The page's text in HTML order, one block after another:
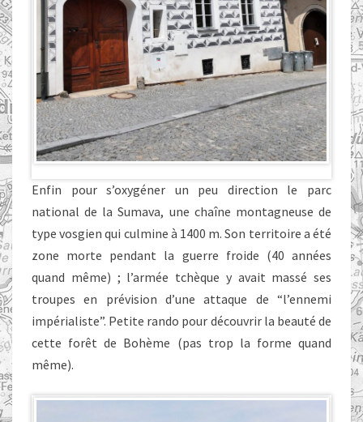
Enfin pour s’oxygéner un peu direction le parc
national de la Sumava, une chaîne montagneuse de
type vosgien qui culmine à 1400 m. Son territoire a été
zone morte pendant la guerre froide (40 années
quand même) ; l’armée tchèque y avait massé ses
troupes en prévision d’une attaque de “l’ennemi
impérialiste”. Petite rando pour découvrir la beauté de
cette forêt de Bohème (pas trop la forme quand
même).